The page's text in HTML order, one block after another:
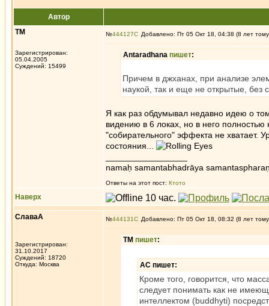
Автор
ТМ
Зарегистрирован:
05.04.2005
Суждений: 15499
№444127 Добавлено: Пт 05 Окт 18, 04:38 (8 лет
Antaradhana пишет:
Причем в джханах, при анализе
наукой, так и еще не открытые, без
Я как раз обдумывал недавно идею о
видению в 6 локах, но в него полностью
"собирательного" эффекта не хватает.
состояния...
namaḥ samantabhadrāya
Ответы на этот пост: Ктото
Наверх
СлаваА
Зарегистрирован:
31.10.2017
Суждений: 18720
Откуда: Москва
№444131 Добавлено: Пт 05 Окт 18, 08:32 (8 лет
ТМ пишет:
АС пишет:
Кроме того, говорится, что
следует понимать как не
интеллектом (buddhyti)